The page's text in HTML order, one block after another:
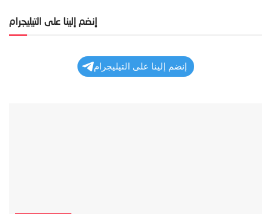
إنضم إلينا على التيليجرام
إنضم إلينا على التيليجرام